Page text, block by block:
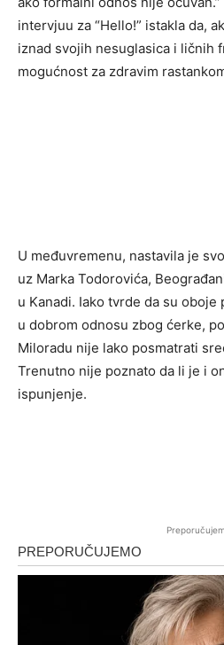
intervjuu za “Hello!” istakla da,
iznad svojih nesuglasica i ličnih
mogućnost za zdravim
U međuvremenu, nastavila je
uz Marka Todorovića,
u Kanadi. Iako tvrde da su
u dobrom odnosu zbog ćerke,
Miloradu nije lako posmatrati
Trenutno nije poznato da li je i
ispunjenje.